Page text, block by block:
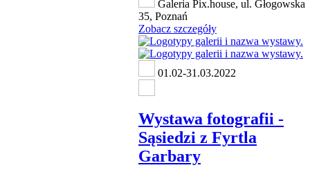
Galeria Pix.house, ul. Głogowska
35, Poznań
Zobacz szczegóły
01.02-31.03.2022
Wystawa fotografii -
Sąsiedzi z Fyrtla
Garbary